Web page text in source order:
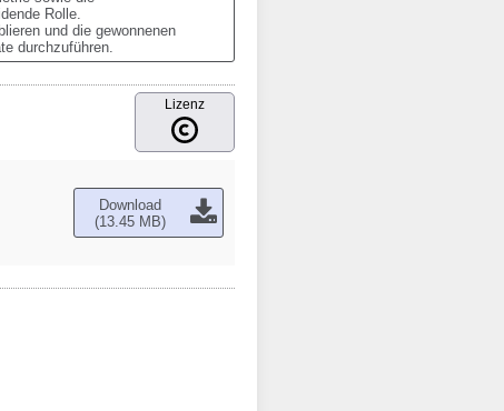
Rolle.
und die gewonnenen
durchzuführen.
Lizenz
Download
(13.45 MB)